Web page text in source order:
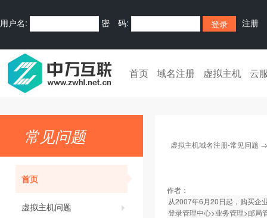
用户名: 密 码: 注册
首页 域名注册 虚拟主机 云
常见问题
首页
虚拟主机问题
虚拟主机域名注册-常见问题
作者：
从2007年6月20日起，购买企
登录管理中心>业务管理>邮局